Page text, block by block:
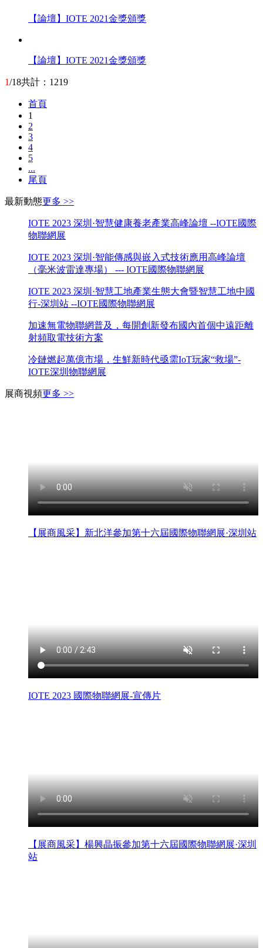
【論壇】IOTE 2021金獎頒獎
【論壇】IOTE 2021金獎頒獎
1/18共計：1219
首頁
1
2
3
4
5
...
尾頁
最新動態更多 >>
IOTE 2023 深圳·智慧健康養老產業高峰論壇 --IOTE國際
物聯網展
IOTE 2023 深圳·智能傳感與嵌入式技術應用高峰論壇
（毫米波雷達專場） --- IOTE國際物聯網展
IOTE 2023 深圳·智慧工地產業生態大會暨智慧工地中國
行-深圳站 --IOTE國際物聯網展
加速無電物聯網普及，每開創新發布國內首個中遠距離
射頻取電技術方案
冷鏈燃起萬億市場，生鮮新時代亟需IoT玩家“救場”-
IOTE深圳物聯網展
展商視頻更多 >>
【展商風采】新北洋參加第十六屆國際物聯網展·深圳站
IOTE 2023 國際物聯網展-宣傳片
【展商風采】楊興晶振參加第十六屆國際物聯網展·深圳
站